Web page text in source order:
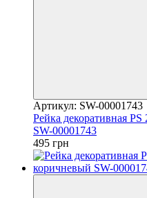
Артикул: SW-00001743
Рейка декоративная
SW-00001743
495 грн